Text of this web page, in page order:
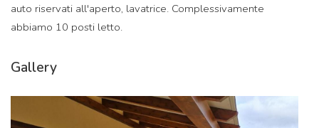
auto riservati all'aperto, lavatrice. Complessivamente
abbiamo 10 posti letto.
Gallery